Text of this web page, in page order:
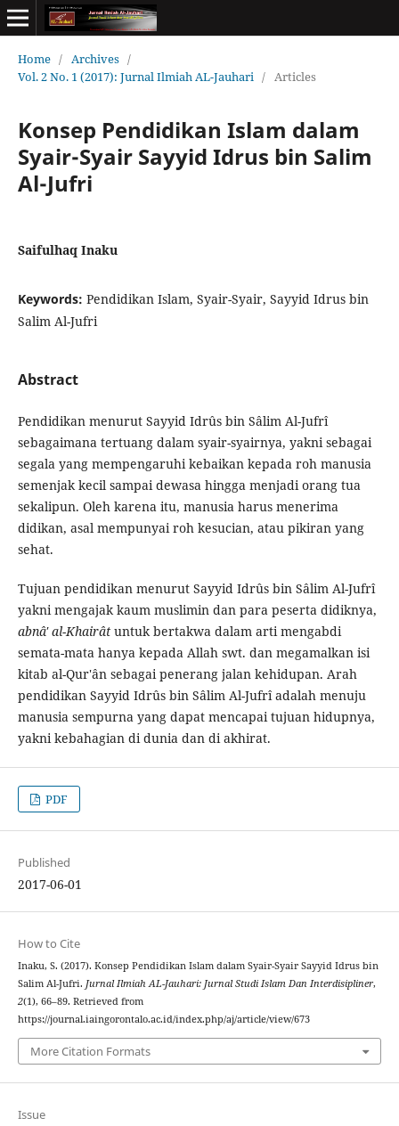
Home / Archives /
Vol. 2 No. 1 (2017): Jurnal Ilmiah AL-Jauhari / Articles
Konsep Pendidikan Islam dalam
Syair-Syair Sayyid Idrus bin Salim
Al-Jufri
Saifulhaq Inaku
Keywords: Pendidikan Islam, Syair-Syair, Sayyid Idrus bin
Salim Al-Jufri
Abstract
Pendidikan menurut Sayyid Idrûs bin Sâlim Al-Jufrî
sebagaimana tertuang dalam syair-syairnya, yakni sebagai
segala yang mempengaruhi kebaikan kepada roh manusia
semenjak kecil sampai dewasa hingga menjadi orang tua
sekalipun. Oleh karena itu, manusia harus menerima
didikan, asal mempunyai roh kesucian, atau pikiran yang
sehat.
Tujuan pendidikan menurut Sayyid Idrûs bin Sâlim Al-Jufrî
yakni mengajak kaum muslimin dan para peserta didiknya,
abnâ' al-Khairâtuntuk bertakwa dalam arti mengabdi
semata-mata hanya kepada Allah swt. dan megamalkan isi
kitab al-Qur'ân sebagai penerang jalan kehidupan. Arah
pendidikan Sayyid Idrûs bin Sâlim Al-Jufrî adalah menuju
manusia sempurna yang dapat mencapai tujuan hidupnya,
yakni kebahagian di dunia dan di akhirat.
PDF
Published
2017-06-01
How to Cite
Inaku, S. (2017). Konsep Pendidikan Islam dalam Syair-Syair Sayyid Idrus bin
Salim Al-Jufri. Jurnal Ilmiah AL-Jauhari: Jurnal Studi Islam Dan Interdisipliner,
2(1), 66–89. Retrieved from
https://journal.iaingorontalo.ac.id/index.php/aj/article/view/673
More Citation Formats
Issue